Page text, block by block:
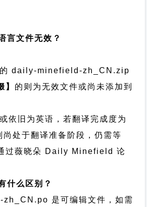
言文件无效？
daily-minefield-zh_CN.zip
】 的则为无效文件或尚未添加到
依旧为英语，若翻译完成度为
尚处于翻译准备阶段，仍需等
过薇晓朵 Daily Minefield 论
什么区别？
是可编辑文件，如需